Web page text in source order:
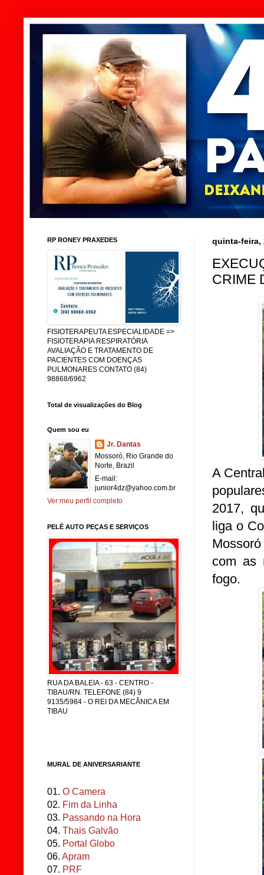
quinta-feira,
CRIME
A
2017,
liga o
com as
fogo.
RP RONEY PRAXEDES
FISIOTERAPEUTA ESPECIALIDADE =>
FISIOTERAPIA RESPIRATÓRIA
AVALIAÇÃO E TRATAMENTO DE
PACIENTES COM DOENÇAS
PULMONARES CONTATO (84)
98868/6962
Total de visualizações do Blog
Quem sou eu
Jr. Dantas
Mossoró, Rio Grande do
Norte, Brazil
E-mail:
junior4dz@yahoo.com.br
Ver meu perfil completo
PELÉ AUTO PEÇAS E SERVIÇOS
RUA DA BALEIA - 63 - CENTRO -
TIBAU/RN. TELEFONE (84) 9
9135/5984 - O REI DA MECÂNICA EM
TIBAU
MURAL DE ANIVERSARIANTE
01. O Camera
02. Fim da Linha
03. Passando na Hora
04. Thais Galvão
05. Portal Globo
06. Apram
07. PRF